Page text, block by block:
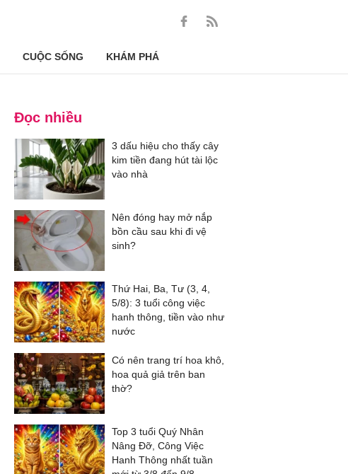
CUỘC SỐNG KHÁM PHÁ
Đọc nhiều
3 dấu hiệu cho thấy cây
kim tiền đang hút tài lộc
vào nhà
Nên đóng hay mở nắp
bồn cầu sau khi đi vệ
sinh?
Thứ Hai, Ba, Tư (3, 4,
5/8): 3 tuổi công việc
hanh thông, tiền vào như
nước
Có nên trang trí hoa khô,
hoa quả giả trên ban
thờ?
Top 3 tuổi Quý Nhân
Nâng Đỡ, Công Việc
Hanh Thông nhất tuần